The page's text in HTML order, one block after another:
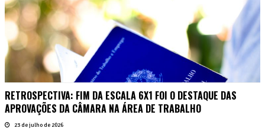
RETROSPECTIVA: FIM DA ESCALA 6X1 FOI O DESTAQUE DAS
APROVAÇÕES DA CÂMARA NA ÁREA DE TRABALHO
23 de julho de 2026